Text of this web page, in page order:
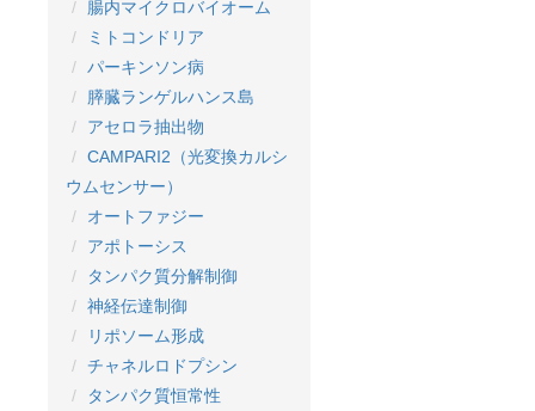
腸内マイクロバイオーム
ミトコンドリア
パーキンソン病
膵臓ランゲルハンス島
アセロラ抽出物
CAMPARI2（光変換カルシ
ウムセンサー）
オートファジー
アポトーシス
タンパク質分解制御
神経伝達制御
リポソーム形成
チャネルロドプシン
タンパク質恒常性